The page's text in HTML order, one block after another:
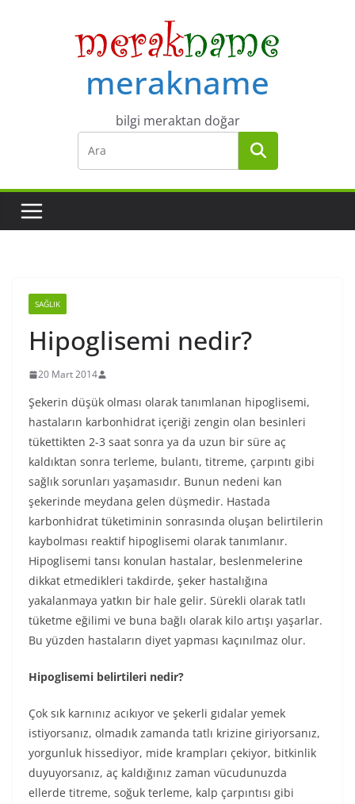
merakname
bilgi meraktan doğar
SAĞLIK
Hipoglisemi nedir?
20 Mart 2014
Şekerin düşük olması olarak tanımlanan hipoglisemi,
hastaların karbonhidrat içeriği zengin olan besinleri
tükettikten 2-3 saat sonra ya da uzun bir süre aç
kaldıktan sonra terleme, bulantı, titreme, çarpıntı gibi
sağlık sorunları yaşamasıdır. Bunun nedeni kan
şekerinde meydana gelen düşmedir. Hastada
karbonhidrat tüketiminin sonrasında oluşan belirtilerin
kaybolması reaktif hipoglisemi olarak tanımlanır.
Hipoglisemi tansı konulan hastalar, beslenmelerine
dikkat etmedikleri takdirde, şeker hastalığına
yakalanmaya yatkın bir hale gelir. Sürekli olarak tatlı
tüketme eğilimi ve buna bağlı olarak kilo artışı yaşarlar.
Bu yüzden hastaların diyet yapması kaçınılmaz olur.
Hipoglisemi belirtileri nedir?
Çok sık karnınız acıkıyor ve şekerli gıdalar yemek
istiyorsanız, olmadık zamanda tatlı krizine giriyorsanız,
yorgunluk hissediyor, mide krampları çekiyor, bitkinlik
duyuyorsanız, aç kaldığınız zaman vücudunuzda
ellerde titreme, soğuk terleme, kalp çarpıntısı gibi